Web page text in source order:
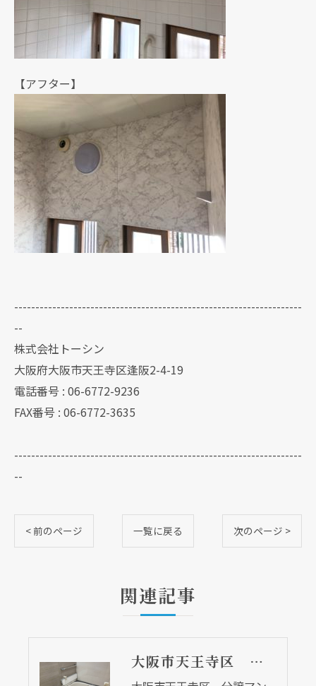
【アフター】
--------------------------------------------------------------------
--
株式会社トーシン
大阪府大阪市天王寺区逢阪2-4-19
電話番号 : 06-6772-9236
FAX番号 : 06-6772-3635
--------------------------------------------------------------------
--
< 前のページ 一覧に戻る 次のページ >
関連記事
大阪市天王寺区 分譲マンションのＵＢ取替リフォーム工事 ＳＰＡＧＥ（スパージュ）